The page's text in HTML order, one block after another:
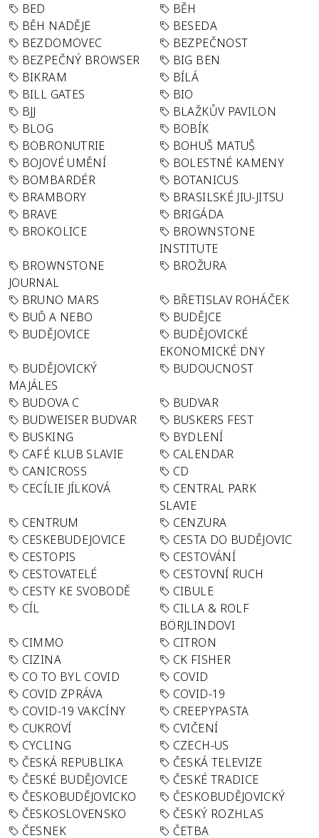
BED
BĚH
BĚH NADĚJE
BESEDA
BEZDOMOVEC
BEZPEČNOST
BEZPEČNÝ BROWSER
BIG BEN
BIKRAM
BÍLÁ
BILL GATES
BIO
BJJ
BLAŽKŮV PAVILON
BLOG
BOBÍK
BOBRONUTRIE
BOHUŠ MATUŠ
BOJOVÉ UMĚNÍ
BOLESTNÉ KAMENY
BOMBARDÉR
BOTANICUS
BRAMBORY
BRASILSKÉ JIU-JITSU
BRAVE
BRIGÁDA
BROKOLICE
BROWNSTONE
INSTITUTE
BROWNSTONE
JOURNAL
BROŽURA
BRUNO MARS
BŘETISLAV ROHÁČEK
BUĎ A NEBO
BUDĚJCE
BUDĚJOVICE
BUDĚJOVICKÉ
EKONOMICKÉ DNY
BUDĚJOVICKÝ
MAJÁLES
BUDOUCNOST
BUDOVA C
BUDVAR
BUDWEISER BUDVAR
BUSKERS FEST
BUSKING
BYDLENÍ
CAFÉ KLUB SLAVIE
CALENDAR
CANICROSS
CD
CECÍLIE JÍLKOVÁ
CENTRAL PARK
SLAVIE
CENTRUM
CENZURA
CESKEBUDEJOVICE
CESTA DO BUDĚJOVIC
CESTOPIS
CESTOVÁNÍ
CESTOVATELÉ
CESTOVNÍ RUCH
CESTY KE SVOBODĚ
CIBULE
CÍL
CILLA & ROLF
BÖRJLINDOVI
CIMMO
CITRON
CIZINA
CK FISHER
CO TO BYL COVID
COVID
COVID ZPRÁVA
COVID-19
COVID-19 VAKCÍNY
CREEPYPASTA
CUKROVÍ
CVIČENÍ
CYCLING
CZECH-US
ČESKÁ REPUBLIKA
ČESKÁ TELEVIZE
ČESKÉ BUDĚJOVICE
ČESKÉ TRADICE
ČESKOBUDĚJOVICKO
ČESKOBUDĚJOVICKÝ
ČESKOSLOVENSKO
ČESKÝ ROZHLAS
ČESNEK
ČETBA